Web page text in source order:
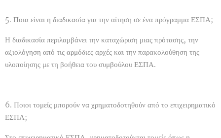
5. Ποια είναι η διαδικασία για την αίτηση σε ένα πρόγραμμα ΕΣΠΑ;
Η διαδικασία περιλαμβάνει την καταχώριση μιας πρότασης, την
αξιολόγηση από τις αρμόδιες αρχές και την παρακολούθηση της
υλοποίησης με τη βοήθεια του συμβούλου ΕΣΠΑ.
6. Ποιοι τομείς μπορούν να χρηματοδοτηθούν από το επιχειρηματικό
ΕΣΠΑ;